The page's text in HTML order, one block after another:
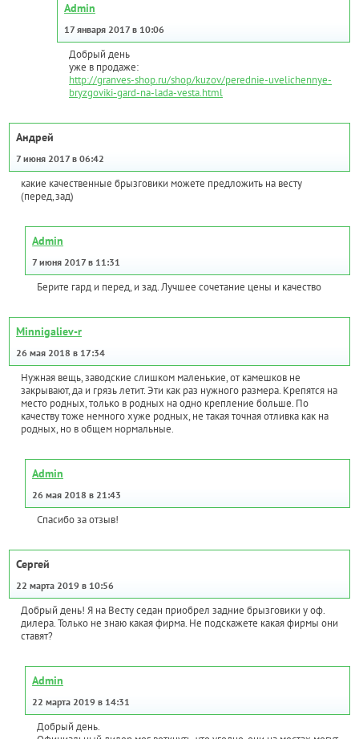
Admin
17 января 2017 в 10:06
Добрый день
уже в продаже:
http://granves-shop.ru/shop/kuzov/perednie-uvelichennye-
bryzgoviki-gard-na-lada-vesta.html
Андрей
7 июня 2017 в 06:42
какие качественные брызговики можете предложить на весту
(перед,зад)
Admin
7 июня 2017 в 11:31
Берите гард и перед, и зад. Лучшее сочетание цены и качество
Minnigaliev-r
26 мая 2018 в 17:34
Нужная вещь, заводские слишком маленькие, от камешков не
закрывают, да и грязь летит. Эти как раз нужного размера. Крепятся на
место родных, только в родных на одно крепление больше. По
качеству тоже немного хуже родных, не такая точная отливка как на
родных, но в общем нормальные.
Admin
26 мая 2018 в 21:43
Спасибо за отзыв!
Сергей
22 марта 2019 в 10:56
Добрый день! Я на Весту седан приобрел задние брызговики у оф.
дилера. Только не знаю какая фирма. Не подскажете какая фирмы они
ставят?
Admin
22 марта 2019 в 14:31
Добрый день.